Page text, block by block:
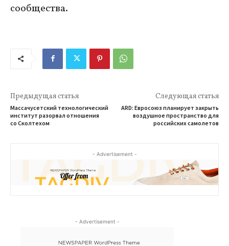
сообщества.
Предыдущая статья
Массачусетский технологический
институт разорвал отношения
со Сколтехом
Следующая статья
ARD: Евросоюз планирует закрыть
воздушное пространство для
российских самолетов
- Advertisement -
- Advertisement -